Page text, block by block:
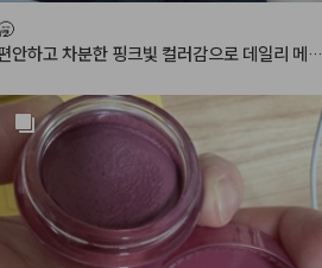
안하고 차분한 핑크빛 컬러감으로 데일리 메이